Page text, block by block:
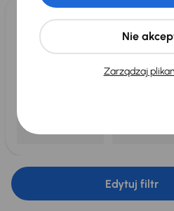
Edytuj filtr
Zarządzaj
Nie